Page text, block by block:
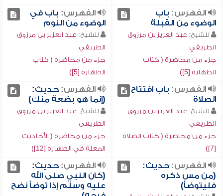
الفهرس: باب
الوضوء من القبلة
للشيخ: عبد العزيز بن مرزوق
الطريفي
جزء من محاضرة ( كتاب
الطهارة [5])
الفهرس: باب في
الوضوء من النوم
للشيخ: عبد العزيز بن مرزوق
الطريفي
جزء من محاضرة ( كتاب
الطهارة [5])
الفهرس: باب افتتاح
الصلاة
للشيخ: عبد العزيز بن مرزوق
الطريفي
جزء من محاضرة ( كتاب الصلاة
[7])
الفهرس:حديث:
(إنما هو بضعة منك)
للشيخ: عبد العزيز بن مرزوق
الطريفي
جزء من محاضرة ( الأحاديث
المعلة في الطهارة [12])
الفهرس:حديث:
(من مس ذكره
فليتوضأ)
الفهرس:حديث:
(كان النبي صلى الله
عليه وسلم إذا توضأ نضح